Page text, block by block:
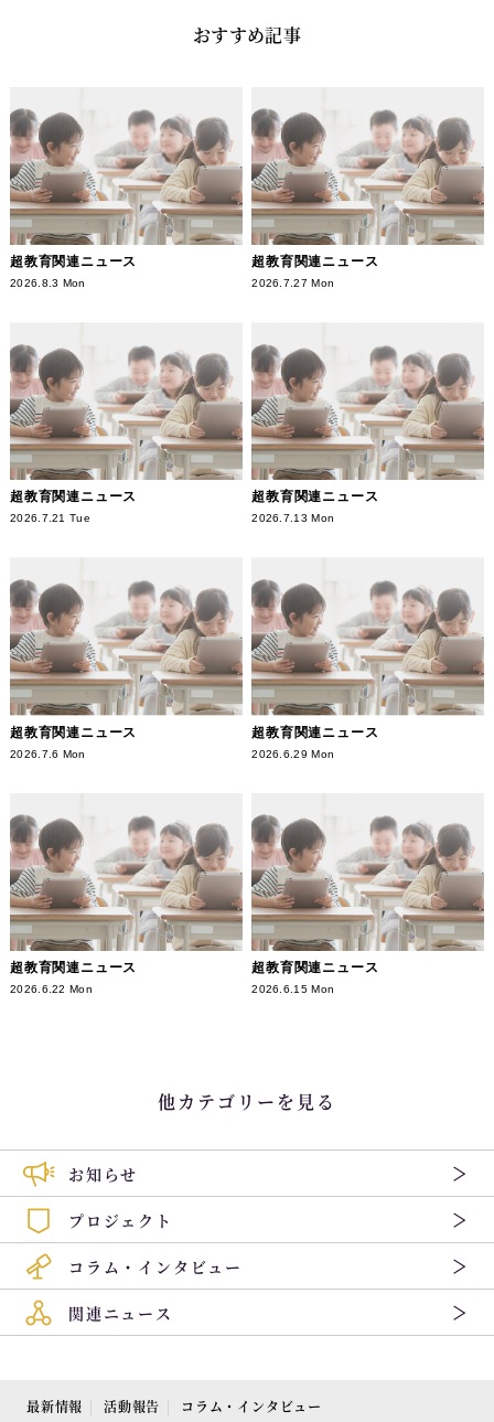
おすすめ記事
超教育関連ニュース
2026.8.3 Mon
超教育関連ニュース
2026.7.27 Mon
超教育関連ニュース
2026.7.21 Tue
超教育関連ニュース
2026.7.13 Mon
超教育関連ニュース
2026.7.6 Mon
超教育関連ニュース
2026.6.29 Mon
超教育関連ニュース
2026.6.22 Mon
超教育関連ニュース
2026.6.15 Mon
他カテゴリーを見る
お知らせ
プロジェクト
コラム・インタビュー
関連ニュース
最新情報 活動報告 コラム・インタビュー